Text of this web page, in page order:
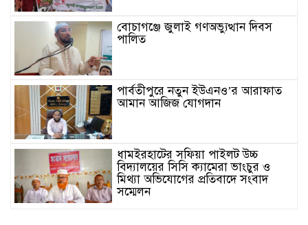
বোচাগঞ্জে জুলাই গণঅভ্যুত্থান দিবস
পালিত
পার্বতীপুরে নতুন ইউএনও’র আরাফাত
আমান আজিজ যোগদান
ধামইরহাটের সফিয়া পাইলট উচ্চ
বিদ্যালয়ের সিসি ক্যামেরা ভাংচুর ও
মিথ্যা অভিযোগের প্রতিবাদে সংবাদ
সম্মেলন